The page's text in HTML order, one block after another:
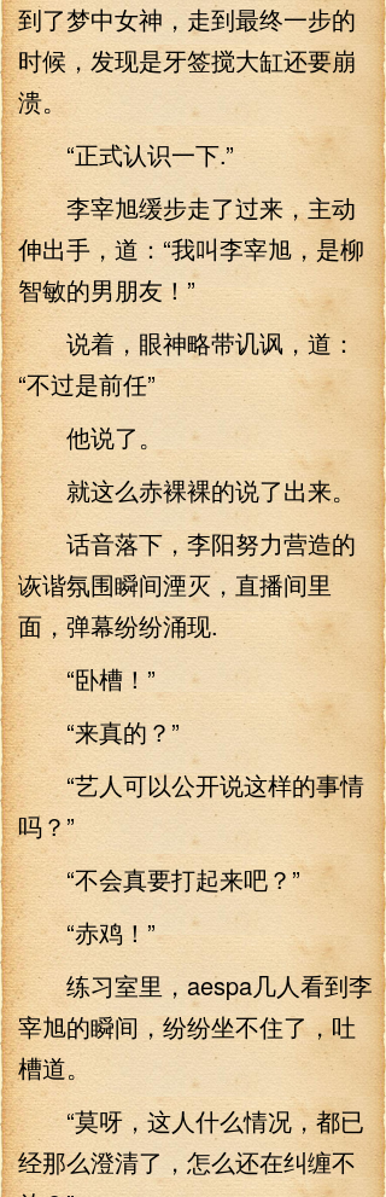
到了梦中女神，走到最终一步的
时候，发现是牙签搅大缸还要崩
溃。
“正式认识一下.”
李宰旭缓步走了过来，主动
伸出手，道：“我叫李宰旭，是柳
智敏的男朋友！”
说着，眼神略带讥讽，道：
“不过是前任”
他说了。
就这么赤裸裸的说了出来。
话音落下，李阳努力营造的
诙谐氛围瞬间湮灭，直播间里
面，弹幕纷纷涌现.
“卧槽！”
“来真的？”
“艺人可以公开说这样的事情
吗？”
“不会真要打起来吧？”
“赤鸡！”
练习室里，aespa几人看到李
宰旭的瞬间，纷纷坐不住了，吐
槽道。
“莫呀，这人什么情况，都已
经那么澄清了，怎么还在纠缠不